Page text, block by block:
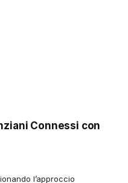
Connessi con
l’approccio